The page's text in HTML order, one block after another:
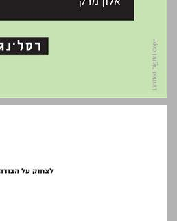
לצחוק על הבודהא: ההומור המשחרר של הזן בודהיזם ... 0